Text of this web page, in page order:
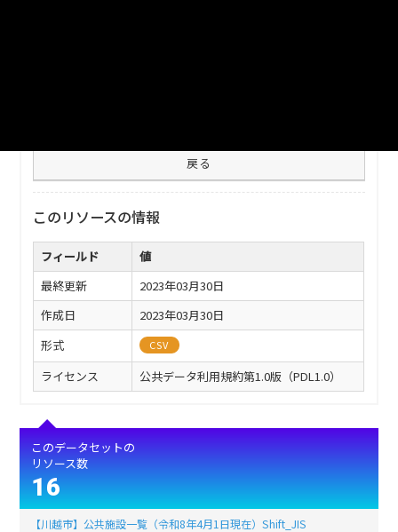
戻る
このリソースの情報
フィールド
値
最終更新
2023年03月30日
作成日
2023年03月30日
形式
CSV
ライセンス 公共データ利用規約第1.0版（PDL1.0）
このデータセットの
リソース数
16
【川越市】公共施設一覧（令和8年4月1日現在）Shift_JIS